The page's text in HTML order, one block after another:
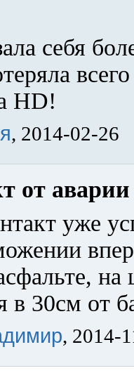
себя
HD!
, 2014-02-26
от
уже
на
в 30см от
, 2014-